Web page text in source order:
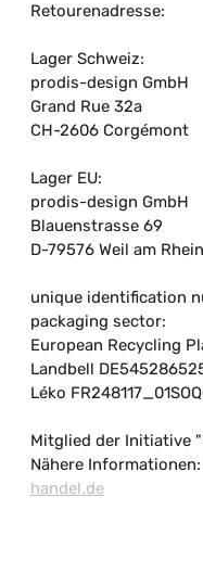
Retourenadresse:
Lager Schweiz:
prodis-design GmbH
Grand Rue 32a
CH-2606 Corgémont
Lager EU:
prodis-design GmbH
Blauenstrasse 69
D-79576 Weil am Rhein
unique identification
packaging sector:
European Recycling
Landbell
Léko
Mitglied der Initiative
Nähere Informationen:
handel.de